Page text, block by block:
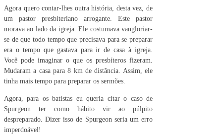
Agora quero contar-lhes outra história, desta vez, de
um pastor presbiteriano arrogante. Este pastor
morava ao lado da igreja. Ele costumava vangloriar-
se de que todo tempo que precisava para se preparar
era o tempo que gastava para ir de casa à igreja.
Você pode imaginar o que os presbíteros fizeram.
Mudaram a casa para 8 km de distância. Assim, ele
tinha mais tempo para preparar os sermões.
Agora, para os batistas eu queria citar o caso de
Spurgeon ter como hábito vir ao púlpito
despreparado. Dizer isso de Spurgeon seria um erro
imperdoável!